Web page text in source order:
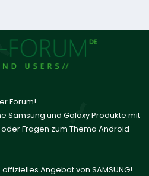
Forum!
Samsung und Galaxy Produkte mit
Fragen zum Thema Android
offizielles Angebot von SAMSUNG!